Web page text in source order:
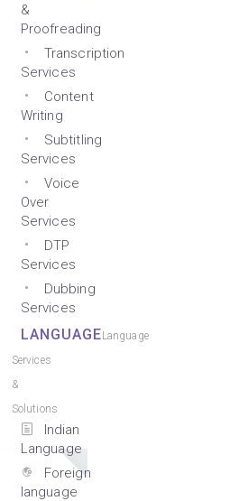
&
Proofreading
Transcription
Services
Content
Writing
Subtitling
Services
Voice
Over
Services
DTP
Services
Dubbing
Services
LANGUAGELanguage
Services
&
Solutions
Indian
Language
Foreign
language